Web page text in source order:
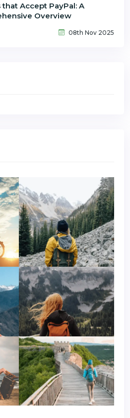
that Accept PayPal: A
Overview
08th Nov 2025